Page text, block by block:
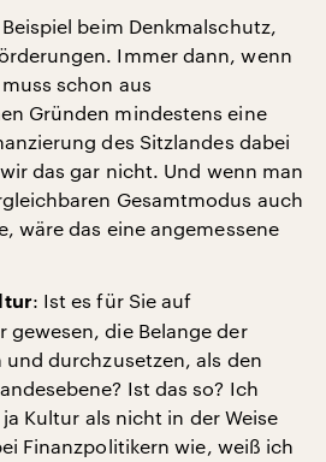
beim Denkmalschutz,
Immer dann, wenn
schon aus
Gründen mindestens eine
des Sitzlandes dabei
das gar nicht. Und wenn man
Gesamtmodus auch
wäre das eine angemessene
: Ist es für Sie auf
gewesen, die Belange der
durchzusetzen, als den
Ist das so? Ich
Kultur als nicht in der Weise
Finanzpolitikern wie, weiß ich